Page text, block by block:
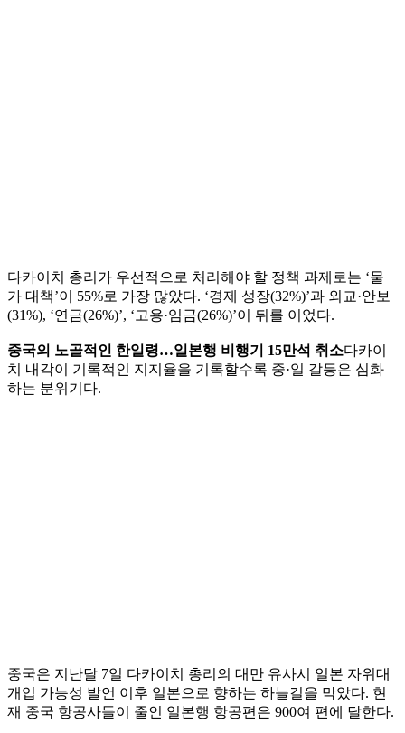
다카이치 총리가 우선적으로 처리해야 할 정책 과제로는 ‘물
가 대책’이 55%로 가장 많았다. ‘경제 성장(32%)’과 외교·안보
(31%), ‘연금(26%)’, ‘고용·임금(26%)’이 뒤를 이었다.
중국의 노골적인 한일령…일본행 비행기 15만석 취소다카이
치 내각이 기록적인 지지율을 기록할수록 중·일 갈등은 심화
하는 분위기다.
중국은 지난달 7일 다카이치 총리의 대만 유사시 일본 자위대
개입 가능성 발언 이후 일본으로 향하는 하늘길을 막았다. 현
재 중국 항공사들이 줄인 일본행 항공편은 900여 편에 달한다.